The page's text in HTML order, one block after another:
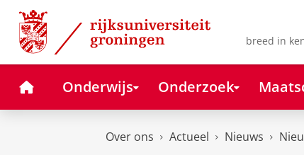
Skip
Content
Skip
Navigation
breed in
HomeOnderwijs Onderzoek
Over ons Actueel Nieuws